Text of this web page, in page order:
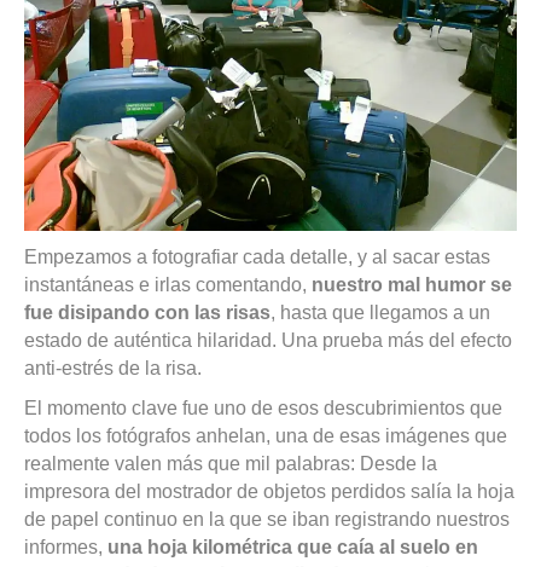
Empezamos a fotografiar cada detalle, y al sacar estas
instantáneas e irlas comentando, nuestro mal humor se
fue disipando con las risas, hasta que llegamos a un
estado de auténtica hilaridad. Una prueba más del efecto
anti-estrés de la risa.
El momento clave fue uno de esos descubrimientos que
todos los fotógrafos anhelan, una de esas imágenes que
realmente valen más que mil palabras: Desde la
impresora del mostrador de objetos perdidos salía la hoja
de papel continuo en la que se iban registrando nuestros
informes, una hoja kilométrica que caía al suelo en